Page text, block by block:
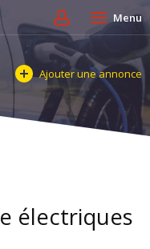
Menu
Ajouter une annonce
électriques